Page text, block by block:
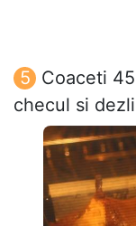
Coaceti
checul si